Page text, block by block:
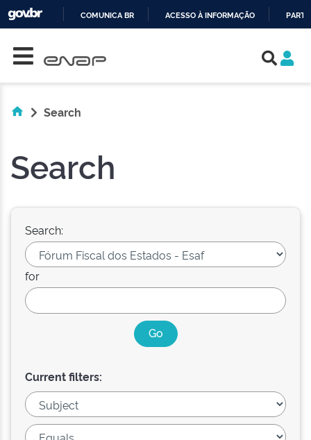
COMUNICA BR ACESSO À INFORMAÇÃO
Search
Search
Search:
for
Current filters: